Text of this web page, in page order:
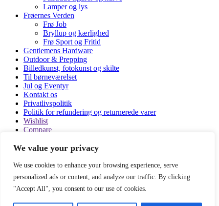
We value your privacy
We use cookies to enhance your browsing experience, serve
personalized ads or content, and analyze our traffic. By clicking
"Accept All", you consent to our use of cookies.
Lamper og lys
Frøernes Verden
Frø Job
Bryllup og kærlighed
Frø Sport og Fritid
Gentlemens Hardware
Outdoor & Prepping
Billedkunst, fotokunst og skilte
Til børneværelset
Jul og Eventyr
Kontakt os
Privatlivspolitik
Politik for refundering og returnerede varer
Wishlist
Compare
Alle produkter
Boliginteriør
Shopping cart